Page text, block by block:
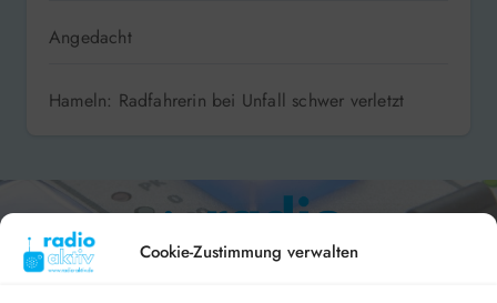
Cookie-Zustimmung verwalten
Angedacht
Hameln: Radfahrerin bei Unfall schwer verletzt